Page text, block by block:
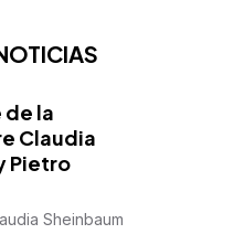
de la
Claudia
Pietro
Sheinbaum